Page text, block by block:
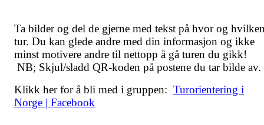
Ta bilder og del de gjerne med tekst på hvor og
tur. Du kan glede andre med din informasjon og ikke
minst motivere andre til nettopp å gå turen du gikk!
NB; Skjul/sladd QR-koden på postene du tar bilde av.
Klikk her for å bli med i gruppen: Turorientering i
Norge | Facebook